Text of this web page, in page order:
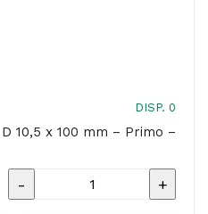
DISP. 0
10,5 x 100 mm – Primo –
Pastelli